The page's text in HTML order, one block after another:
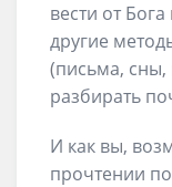
вести от
другие
(письма, сны,
разбирать
И как вы,
прочтении